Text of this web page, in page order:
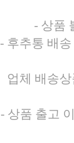
- 상품
- 후추통 배
업체 배송
- 상품 출고